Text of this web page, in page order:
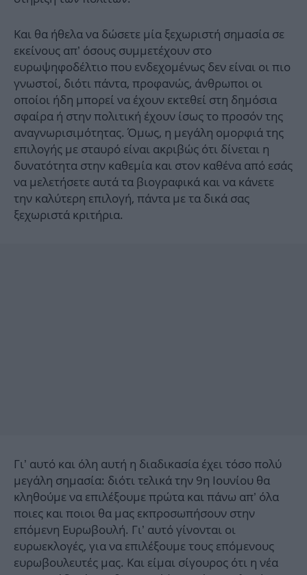
Και θα ήθελα να δώσετε μία ξεχωριστή σημασία σε
εκείνους απ’ όσους συμμετέχουν στο
ευρωψηφοδέλτιο που ενδεχομένως δεν είναι οι πιο
γνωστοί, διότι πάντα, προφανώς, άνθρωποι οι
οποίοι ήδη μπορεί να έχουν εκτεθεί στη δημόσια
σφαίρα ή στην πολιτική έχουν ίσως το προσόν της
αναγνωρισιμότητας. Όμως, η μεγάλη ομορφιά της
επιλογής με σταυρό είναι ακριβώς ότι δίνεται η
δυνατότητα στην καθεμία και στον καθένα από εσάς
να μελετήσετε αυτά τα βιογραφικά και να κάνετε
την καλύτερη επιλογή, πάντα με τα δικά σας
ξεχωριστά κριτήρια.
Γι’ αυτό και όλη αυτή η διαδικασία έχει τόσο πολύ
μεγάλη σημασία: διότι τελικά την 9η Ιουνίου θα
κληθούμε να επιλέξουμε πρώτα και πάνω απ’ όλα
ποιες και ποιοι θα μας εκπροσωπήσουν στην
επόμενη Ευρωβουλή. Γι’ αυτό γίνονται οι
ευρωεκλογές, για να επιλέξουμε τους επόμενους
ευρωβουλευτές μας. Και είμαι σίγουρος ότι η νέα